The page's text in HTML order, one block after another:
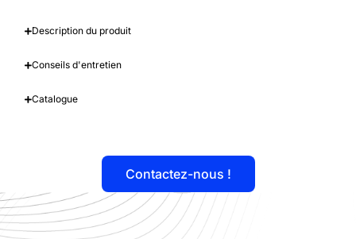
Description du produit
Conseils d'entretien
Catalogue
Contactez-nous !